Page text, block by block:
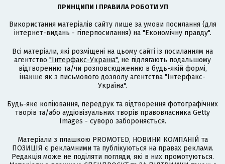
ПРИНЦИПИ І ПРАВИЛА РОБОТИ УП
Використання матеріалів сайту лише за умови посилання (для
інтернет-видань - гіперпосилання) на "Економічну правду".
Всі матеріали, які розміщені на цьому сайті із посиланням на
агентство "Інтерфакс-Україна", не підлягають подальшому
відтворенню та/чи розповсюдженню в будь-якій формі,
інакше як з письмового дозволу агентства "Інтерфакс-
Україна".
Будь-яке копіювання, передрук та відтворення фотографічних
творів та/або аудіовізуальних творів правовласника Getty
Images - суворо забороняється.
Матеріали з плашкою PROMOTED, НОВИНИ КОМПАНІЙ та
ПОЗИЦІЯ є рекламними та публікуються на правах реклами.
Редакція може не поділяти погляди, які в них промотуються.